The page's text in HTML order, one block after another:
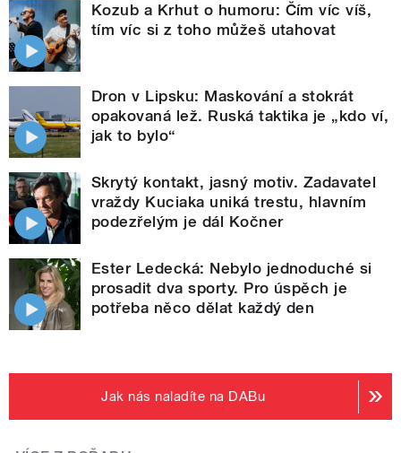
Kozub a Krhut o humoru: Čím víc víš,
tím víc si z toho můžeš utahovat
Dron v Lipsku: Maskování a stokrát
opakovaná lež. Ruská taktika je „kdo ví,
jak to bylo“
Skrytý kontakt, jasný motiv. Zadavatel
vraždy Kuciaka uniká trestu, hlavním
podezřelým je dál Kočner
Ester Ledecká: Nebylo jednoduché si
prosadit dva sporty. Pro úspěch je
potřeba něco dělat každý den
Jak nás naladíte na DABu